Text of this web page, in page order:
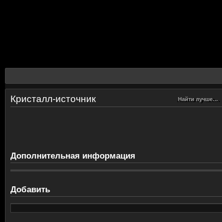
Найти лучше…
Найти лучше…
Кристалл-источник
Дополнительная информация
Добавить